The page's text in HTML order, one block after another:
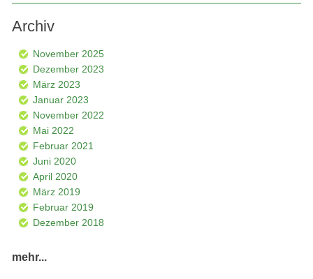
Archiv
November 2025
Dezember 2023
März 2023
Januar 2023
November 2022
Mai 2022
Februar 2021
Juni 2020
April 2020
März 2019
Februar 2019
Dezember 2018
mehr...